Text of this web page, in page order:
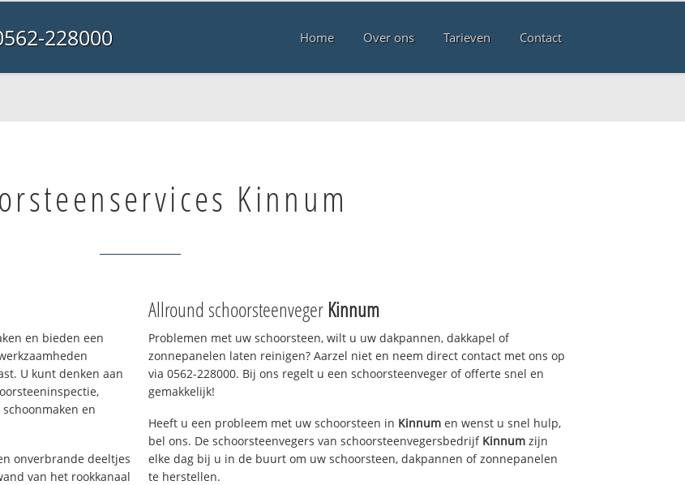
228000 Home Over ons Tarieven Contact
Kinnum
en bieden een
U kunt denken aan
en
onverbrande deeltjes
van het rookkanaal
Allround schoorsteenveger Kinnum
Problemen met uw schoorsteen, wilt u uw dakpannen, dakkapel of
zonnepanelen laten reinigen? Aarzel niet en neem direct contact met ons op
via 0562-228000. Bij ons regelt u een schoorsteenveger of offerte snel en
gemakkelijk!
Heeft u een probleem met uw schoorsteen in Kinnum en wenst u snel hulp,
bel ons. De schoorsteenvegers van schoorsteenvegersbedrijf Kinnum zijn
elke dag bij u in de buurt om uw schoorsteen, dakpannen of zonnepanelen
te herstellen.